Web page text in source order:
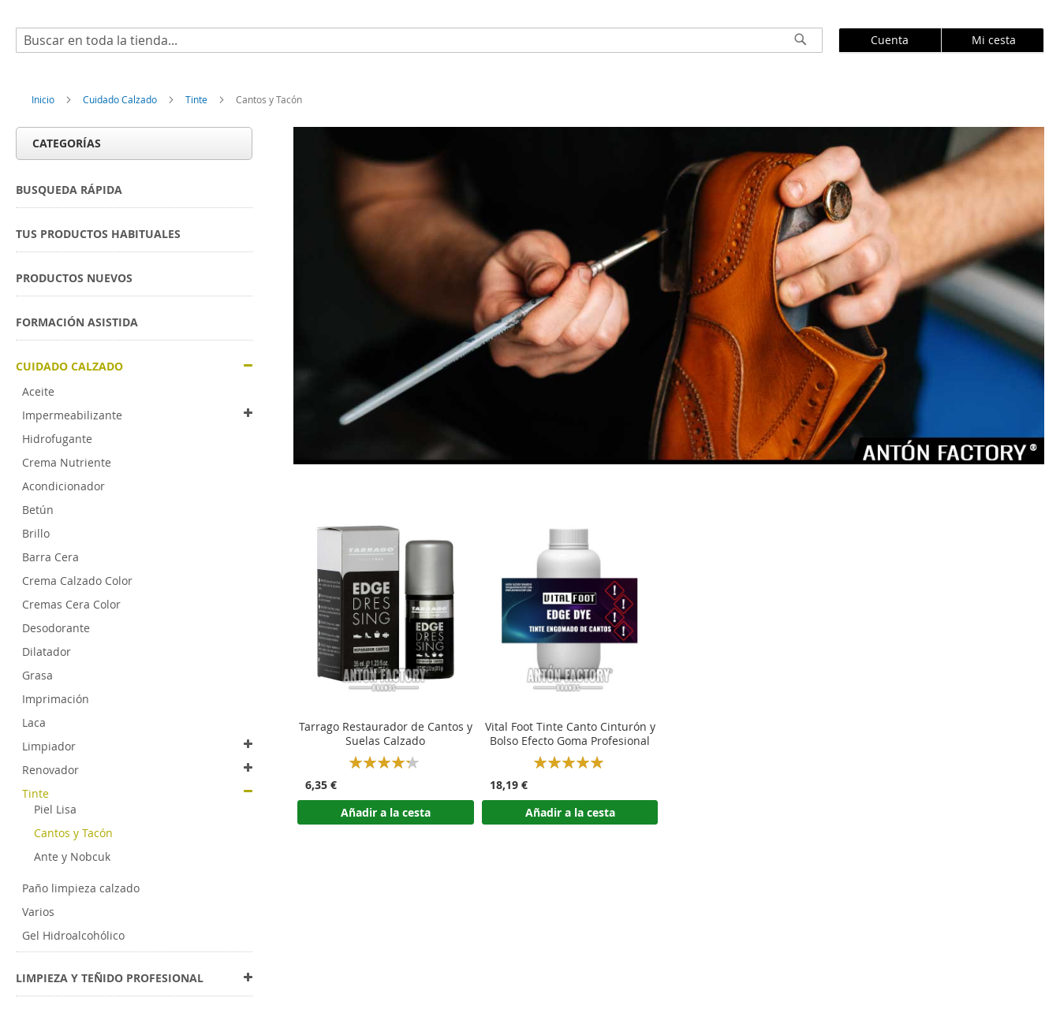
Buscar Buscar
Cuenta Mi cesta
Inicio Cuidado Calzado Tinte Cantos y Tacón
Tarrago Restaurador de Cantos y
Suelas Calzado
Rating:
6,35 €
Añadir a la cesta
Vital Foot Tinte Canto Cinturón y
Bolso Efecto Goma Profesional
Rating:
18,19 €
Añadir a la cesta
CATEGORÍAS
BUSQUEDA RÁPIDA
TUS PRODUCTOS HABITUALES
PRODUCTOS NUEVOS
FORMACIÓN ASISTIDA
CUIDADO CALZADO
Aceite
Impermeabilizante
Hidrofugante
Crema Nutriente
Acondicionador
Betún
Brillo
Barra Cera
Crema Calzado Color
Cremas Cera Color
Desodorante
Dilatador
Grasa
Imprimación
Laca
Limpiador
Renovador
Tinte
Piel Lisa
Cantos y Tacón
Ante y Nobcuk
Paño limpieza calzado
Varios
Gel Hidroalcohólico
LIMPIEZA Y TEÑIDO PROFESIONAL